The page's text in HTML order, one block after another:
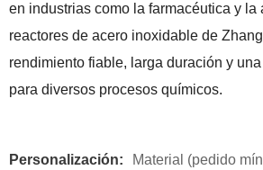
en industrias como la farmacéutica y la
reactores de acero inoxidable de
rendimiento fiable, larga duración y
para diversos procesos químicos.
Personalización:
Material (pedido